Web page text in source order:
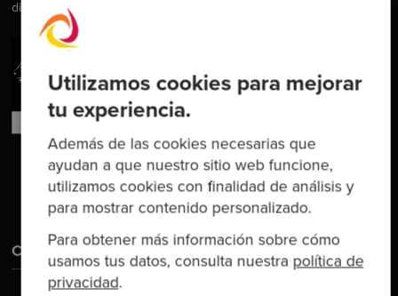
Utilizamos cookies para mejorar
tu experiencia.
Además de las cookies necesarias que
ayudan a que nuestro sitio web funcione,
utilizamos cookies con finalidad de análisis y
para mostrar contenido personalizado.
Para obtener más información sobre cómo
usamos tus datos, consulta nuestra política de
privacidad.
distribución de software.
Contáctanos